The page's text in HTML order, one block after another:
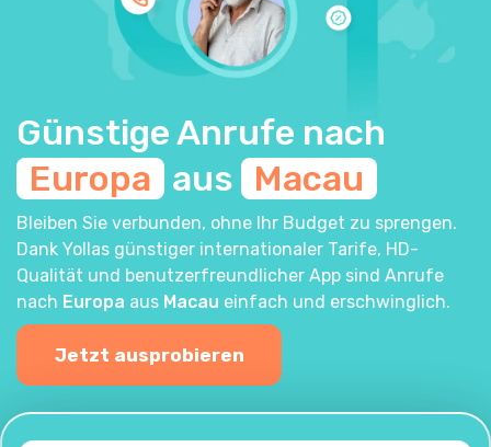
Günstige Anrufe nach
Europa aus Macau
Bleiben Sie verbunden, ohne Ihr Budget zu sprengen.
Dank Yollas günstiger internationaler Tarife, HD-
Qualität und benutzerfreundlicher App sind Anrufe
nach Europa aus Macau einfach und erschwinglich.
Jetzt ausprobieren